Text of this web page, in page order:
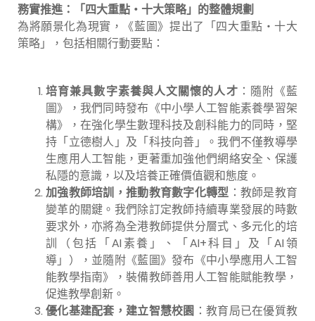
務實推進：「四大重點‧十大策略」的整體規劃
為將願景化為現實，《藍圖》提出了「四大重點‧十大
策略」，包括相關行動要點：
培育兼具數字素養與人文關懷的人才 ：隨附《藍
圖》，我們同時發布《中小學人工智能素養學習架
構》，在強化學生數理科技及創科能力的同時，堅
持「立德樹人」及「科技向善」。我們不僅教導學
生應用人工智能，更著重加強他們網絡安全、保護
私隱的意識，以及培養正確價值觀和態度。
加強教師培訓，推動教育數字化轉型 ：教師是教育
變革的關鍵。我們除訂定教師持續專業發展的時數
要求外，亦將為全港教師提供分層式、多元化的培
訓（包括「AI素養」、「AI+科目」及「AI領
導」），並隨附《藍圖》發布《中小學應用人工智
能教學指南》，裝備教師善用人工智能賦能教學，
促進教學創新。
優化基建配套，建立智慧校園 ：教育局已在優質教